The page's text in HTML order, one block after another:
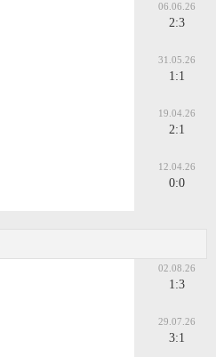
06.06.26
2:3
31.05.26
1:1
19.04.26
2:1
12.04.26
0:0
02.08.26
1:3
29.07.26
3:1